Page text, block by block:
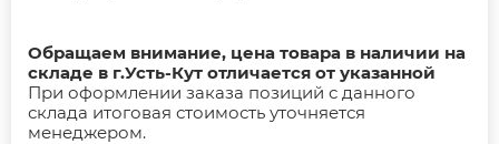
Обращаем внимание, цена товара в наличии на
складе в г.Усть-Кут отличается от указанной
При оформлении заказа позиций с данного
склада итоговая стоимость уточняется
менеджером.